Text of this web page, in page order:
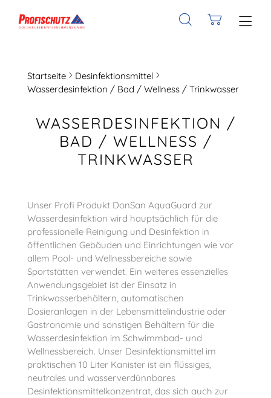
Startseite
Desinfektionsmittel
Wasserdesinfektion / Bad / Wellness / Trinkwasser
WASSERDESINFEKTION /
BAD / WELLNESS /
TRINKWASSER
Unser Profi Produkt DonSan AquaGuard zur
Wasserdesinfektion wird hauptsächlich für die
professionelle Reinigung und Desinfektion in
öffentlichen Gebäuden und Einrichtungen wie vor
allem Pool- und Wellnessbereiche sowie
Sportstätten verwendet. Ein weiteres essenzielles
Anwendungsgebiet ist der Einsatz in
Trinkwasserbehältern, automatischen
Dosieranlagen in der Lebensmittelindustrie oder
Gastronomie und sonstigen Behältern für die
Wasserdesinfektion im Schwimmbad- und
Wellnessbereich. Unser Desinfektionsmittel im
praktischen 10 Liter Kanister ist ein flüssiges,
neutrales und wasserverdünnbares
Desinfektionsmittelkonzentrat, das sich auch zur